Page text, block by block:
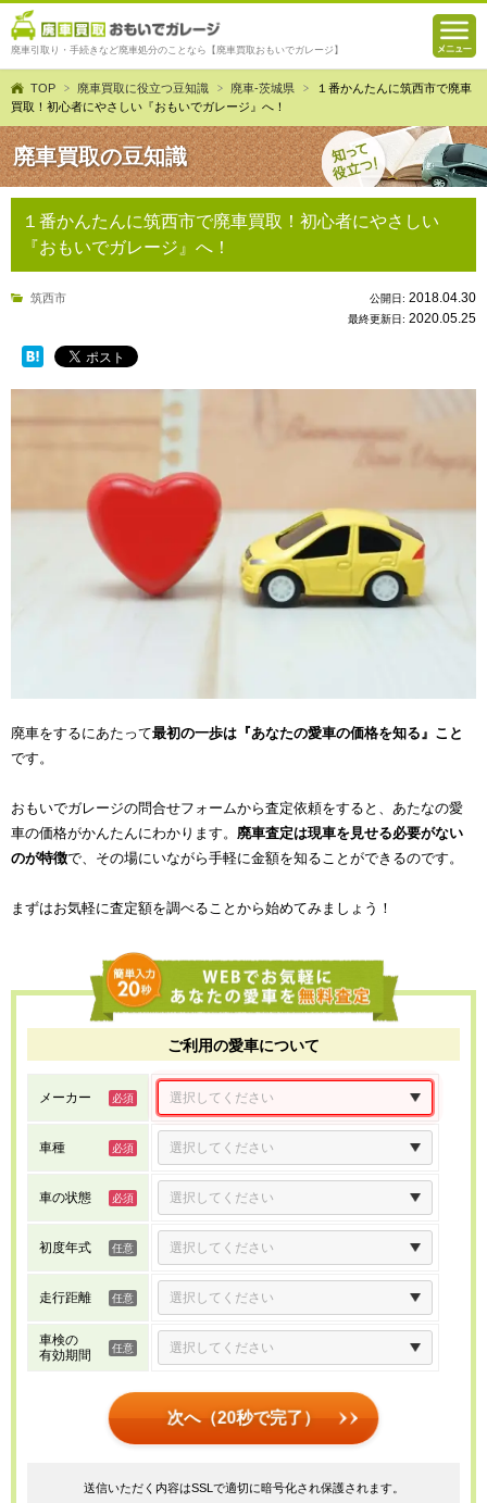
廃車引取り・手続きなど廃車処分のことなら【廃車買取おもいでガレージ】
TOP 廃車買取に役立つ豆知識 廃車-茨城県
１番かんたんに筑西市で廃車
買取！初心者にやさしい『おもいでガレージ』へ！
廃車買取の豆知識
１番かんたんに筑西市で廃車買取！初心者にやさしい
『おもいでガレージ』へ！
筑西市 公開日: 2018.04.30
最終更新日: 2020.05.25
廃車をするにあたって最初の一歩は『あなたの愛車の価格を知る』こと
です。
おもいでガレージの問合せフォームから査定依頼をすると、あたなの愛
車の価格がかんたんにわかります。 廃車査定は現車を見せる必要がない
のが特徴で、その場にいながら手軽に金額を知ることができるのです。
まずはお気軽に査定額を調べることから始めてみましょう！
ご利用の愛車について
メーカー
車種
車の状態
初度年式
走行距離
車検の
有効期間
次へ（20秒で完了）
送信いただく内容はSSLで適切に暗号化され保護されます。